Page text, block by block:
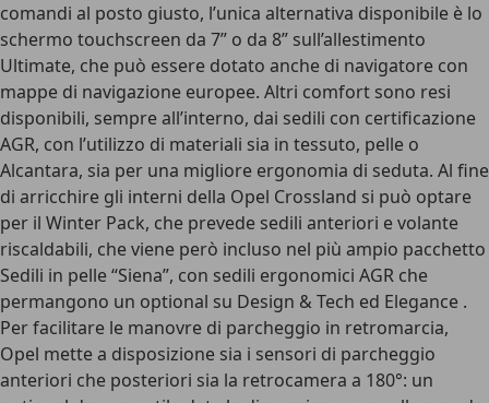
comandi al posto giusto, l’unica alternativa disponibile è lo
schermo touchscreen da 7” o da 8” sull’allestimento
Ultimate, che può essere dotato anche di navigatore con
mappe di navigazione europee. Altri comfort sono resi
disponibili, sempre all’interno, dai sedili con certificazione
AGR, con l’utilizzo di materiali sia in tessuto, pelle o
Alcantara, sia per una migliore ergonomia di seduta. Al fine
di arricchire gli interni della Opel Crossland si può optare
per il Winter Pack, che prevede sedili anteriori e volante
riscaldabili, che viene però incluso nel più ampio pacchetto
Sedili in pelle “Siena”, con sedili ergonomici AGR che
permangono un optional su Design & Tech ed Elegance .
Per facilitare le manovre di parcheggio in retromarcia,
Opel mette a disposizione sia i sensori di parcheggio
anteriori che posteriori sia la retrocamera a 180°: un